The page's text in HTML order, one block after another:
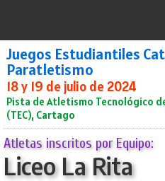
Juegos Estudiantiles
Paratletismo
18 y 19 de julio de 2024
Pista de Atletismo Tecnológico
(TEC), Cartago
Atletas inscritos por Equipo:
Liceo La Rita